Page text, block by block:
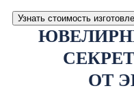
Узнать стоимость
ОТ